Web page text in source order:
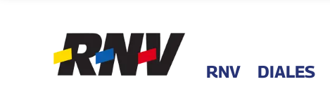
RNV DIALES